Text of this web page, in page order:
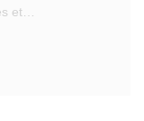
et…